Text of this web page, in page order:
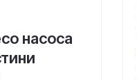
насоса